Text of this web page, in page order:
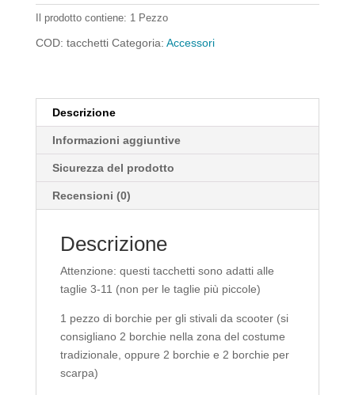
Il prodotto contiene: 1 Pezzo
COD: tacchetti Categoria: Accessori
Descrizione
Informazioni aggiuntive
Sicurezza del prodotto
Recensioni (0)
Descrizione
Attenzione: questi tacchetti sono adatti alle
taglie 3-11 (non per le taglie più piccole)
1 pezzo di borchie per gli stivali da scooter (si
consigliano 2 borchie nella zona del costume
tradizionale, oppure 2 borchie e 2 borchie per
scarpa)